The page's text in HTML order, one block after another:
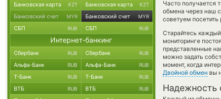
Часто получается
обмена через наш
советуем посетить
Старайтесь
мониторинге
представленные
можно задать
момент, когда
Двойной обмен вы
Надежность
Банковская карта KZT Банковская карта KZT
Банковский счет MYR Банковский счет MYR
СБП RUB СБП RUB
Интернет-банкинг
Сбербанк RUB Сбербанк RUB
Альфа-Банк RUB Альфа-Банк RUB
Т-Банк RUB Т-Банк RUB
ВТБ RUB ВТБ RUB